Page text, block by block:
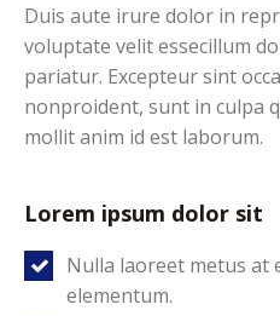
Duis aute irure dolor in
voluptate velit essecillum
pariatur. Excepteur sint
nonproident, sunt in culpa
mollit anim id est laborum.
Lorem ipsum dolor sit
Nulla laoreet metus
elementum.